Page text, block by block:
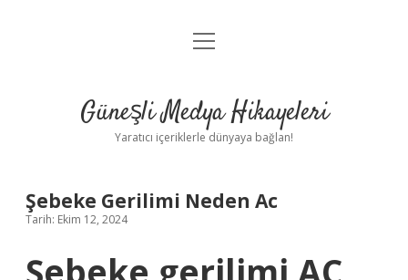
Anasayfa
Yasal Uyarı
menüyü
Güneşli Medya Hikayeleri
Yaratıcı içeriklerle dünyaya bağlan!
Şebeke Gerilimi Neden Ac
Tarih: Ekim 12, 2024